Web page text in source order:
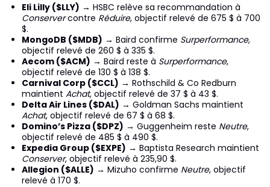
Eli Lilly ($LLY) → HSBC relève sa recommandation à
Conservercontre Réduire, objectif relevé de 675 $ à 700
$.
MongoDB ($MDB) → Baird confirme Surperformance,
objectif relevé de 260 $ à 335 $.
Aecom ($ACM) → Baird reste à Surperformance,
objectif relevé de 130 $ à 138 $.
Carnival Corp ($CCL) → Rothschild & Co Redburn
maintient Achat, objectif relevé de 37 $ à 43 $.
Delta Air Lines ($DAL) → Goldman Sachs maintient
Achat, objectif relevé de 67 $ à 68 $.
Domino’s Pizza ($DPZ) → Guggenheim reste Neutre,
objectif relevé de 485 $ à 490 $.
Expedia Group ($EXPE) → Baptista Research maintient
Conserver, objectif relevé à 235,90 $.
Allegion ($ALLE) → Mizuho confirme Neutre, objectif
relevé à 170 $.